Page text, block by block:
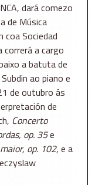
dará comezo
de Música
coa Sociedad
correrá a cargo
a batuta de
ao piano e
de outubro ás
de
Concerto
op. 35e
op. 102, e a